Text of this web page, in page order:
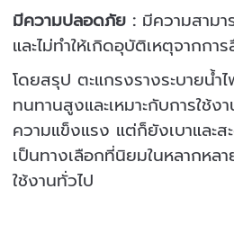
มีความปลอดภัย : มีความสามา
และไม่ทำให้เกิดอุบัติเหตุจากกา
โดยสรุป ตะแกรงรางระบายน้ำ
ทนทานสูงและเหมาะกับการใช้
ความแข็งแรง แต่ก็ยังเบาและ
เป็นทางเลือกที่นิยมในหลากหล
ใช้งานทั่วไป